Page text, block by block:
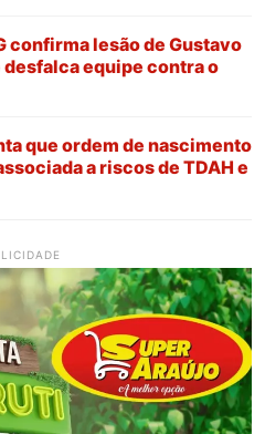
confirma lesão de Gustavo
desfalca equipe contra o
que ordem de nascimento
a riscos de TDAH e